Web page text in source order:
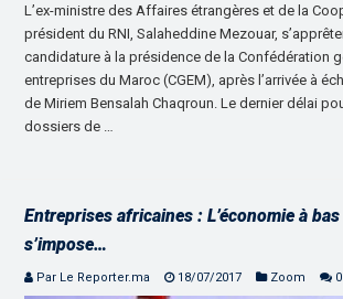
L’ex-ministre des Affaires étrangères et de la
président du RNI, Salaheddine Mezouar,
candidature à la présidence de la Confédération
entreprises du Maroc (CGEM), après l’arrivée à
de Miriem Bensalah Chaqroun. Le dernier délai
dossiers de …
Entreprises africaines : L’économie à
s’impose…
Par Le Reporter.ma 18/07/2017 Zoom 0